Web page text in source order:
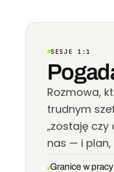
SESJE 1:1
Rozmowa,
trudnym
„zostaję
nas — i plan,
Granice w pracy